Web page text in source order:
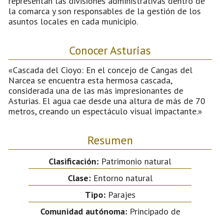
la comarca y son responsables de la gestión de los
asuntos locales en cada municipio.
Conocer Asturias
«Cascada del Cioyo: En el concejo de Cangas del
Narcea se encuentra esta hermosa cascada,
considerada una de las más impresionantes de
Asturias. El agua cae desde una altura de más de 70
metros, creando un espectáculo visual impactante.»
Resumen
Clasificación: Patrimonio natural
Clase:Entorno natural
Tipo:Parajes
Comunidad autónoma:Principado de